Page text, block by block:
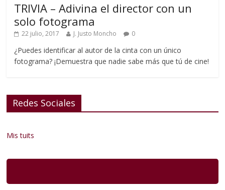
TRIVIA – Adivina el director con un
solo fotograma
22 julio, 2017 J. Justo Moncho 0
¿Puedes identificar al autor de la cinta con un único
fotograma? ¡Demuestra que nadie sabe más que tú de cine!
Redes Sociales
Mis tuits